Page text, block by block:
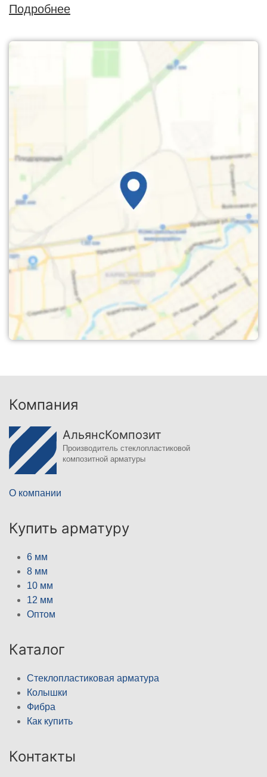
Подробнее
Компания
АльянсКомпозит
Производитель стеклопластиковой
композитной арматуры
О компании
Купить арматуру
6 мм
8 мм
10 мм
12 мм
Оптом
Каталог
Стеклопластиковая арматура
Колышки
Фибра
Как купить
Контакты